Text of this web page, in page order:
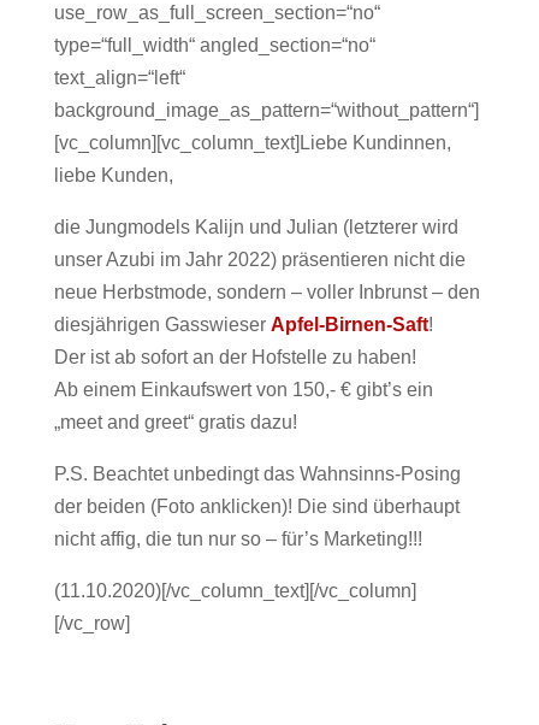
use_row_as_full_screen_section=“no“
type=“full_width“ angled_section=“no“
text_align=“left“
background_image_as_pattern=“without_pattern“]
[vc_column][vc_column_text]Liebe Kundinnen,
liebe Kunden,
die Jungmodels Kalijn und Julian (letzterer wird
unser Azubi im Jahr 2022) präsentieren nicht die
neue Herbstmode, sondern – voller Inbrunst – den
diesjährigen Gasswieser Apfel-Birnen-Saft!
Der ist ab sofort an der Hofstelle zu haben!
Ab einem Einkaufswert von 150,- € gibt’s ein
„meet and greet“ gratis dazu!
P.S. Beachtet unbedingt das Wahnsinns-Posing
der beiden (Foto anklicken)! Die sind überhaupt
nicht affig, die tun nur so – für’s Marketing!!!
(11.10.2020)[/vc_column_text][/vc_column]
[/vc_row]